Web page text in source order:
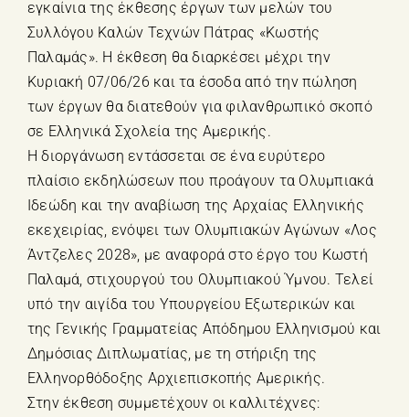
εγκαίνια της έκθεσης έργων των μελών του
Συλλόγου Καλών Τεχνών Πάτρας «Κωστής
Παλαμάς». Η έκθεση θα διαρκέσει μέχρι την
Κυριακή 07/06/26 και τα έσοδα από την πώληση
των έργων θα διατεθούν για φιλανθρωπικό σκοπό
σε Ελληνικά Σχολεία της Αμερικής.
Η διοργάνωση εντάσσεται σε ένα ευρύτερο
πλαίσιο εκδηλώσεων που προάγουν τα Ολυμπιακά
Ιδεώδη και την αναβίωση της Αρχαίας Ελληνικής
εκεχειρίας, ενόψει των Ολυμπιακών Αγώνων «Λος
Άντζελες 2028», με αναφορά στο έργο του Κωστή
Παλαμά, στιχουργού του Ολυμπιακού Ύμνου. Τελεί
υπό την αιγίδα του Υπουργείου Εξωτερικών και
της Γενικής Γραμματείας Απόδημου Ελληνισμού και
Δημόσιας Διπλωματίας, με τη στήριξη της
Ελληνορθόδοξης Αρχιεπισκοπής Αμερικής.
Στην έκθεση συμμετέχουν οι καλλιτέχνες: